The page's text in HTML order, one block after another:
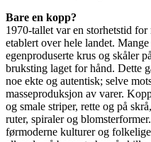
Bare en kopp?
1970-tallet var en storhetstid
etablert over hele landet.
egenproduserte krus og skåler
bruksting laget for hånd. Dette
noe ekte og autentisk; selve
masseproduksjon av varer.
og smale striper, rette og på
ruter, spiraler og
førmoderne kulturer og